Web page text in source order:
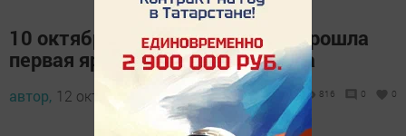
10 октября в Новошешминске прошла
первая ярмарка осеннего сезона
автор, 12 октября 2015 - 07:42 816 0 0